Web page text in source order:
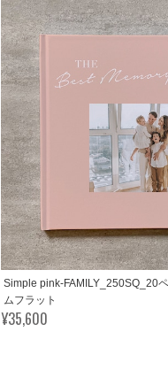
Simple pink-FAMILY_250SQ_20
ムフラット
¥35,600